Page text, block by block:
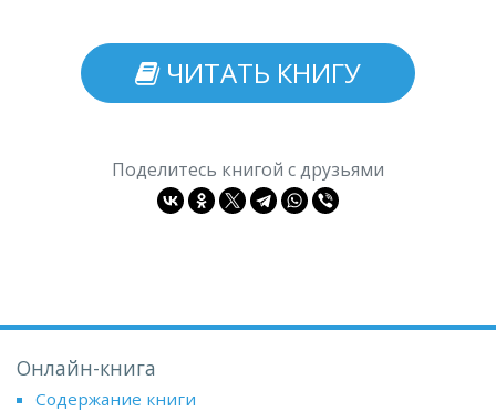
ЧИТАТЬ КНИГУ
Поделитесь книгой с друзьями
Онлайн-книга
Содержание книги